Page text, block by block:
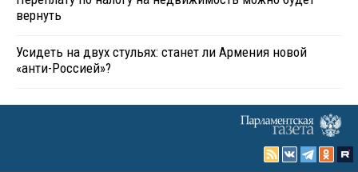
вернуть
Усидеть на двух стульях: станет ли Армения новой
«анти-Россией»?